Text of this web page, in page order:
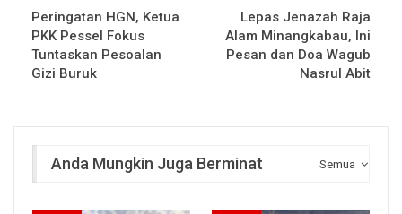
Peringatan HGN, Ketua
PKK Pessel Fokus
Tuntaskan Pesoalan
Gizi Buruk
Lepas Jenazah Raja
Alam Minangkabau, Ini
Pesan dan Doa Wagub
Nasrul Abit
Semua
Anda Mungkin Juga Berminat